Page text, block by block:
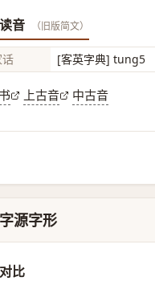
音 （旧版简文）
[客英字典] tung5
上古音 中古音
字源字形
比